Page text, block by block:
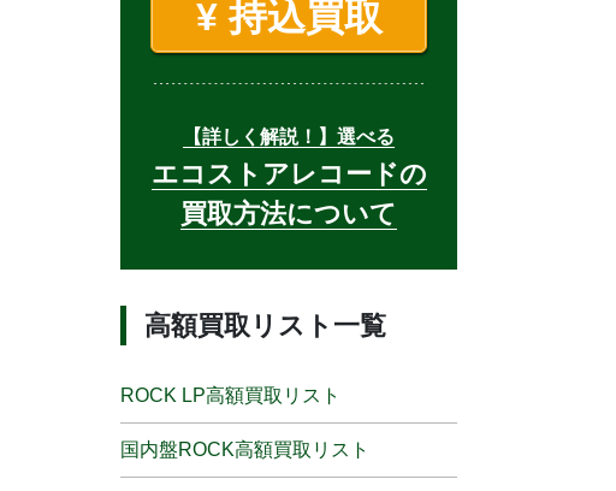
¥持込買取
【詳しく解説！】選べる
エコストアレコードの
買取方法について
高額買取リスト一覧
ROCK LP高額買取リスト
国内盤ROCK高額買取リスト